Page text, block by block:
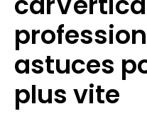
astuces
plus vite